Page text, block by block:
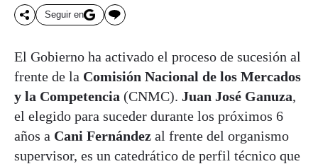
Seguir en
El Gobierno ha activado el proceso de sucesión al
frente de la Comisión Nacional de los Mercados
y la Competencia (CNMC). Juan José Ganuza,
el elegido para suceder durante los próximos 6
años a Cani Fernández al frente del organismo
supervisor, es un catedrático de perfil técnico que